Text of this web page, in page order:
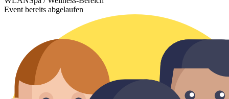
Event bereits abgelaufen